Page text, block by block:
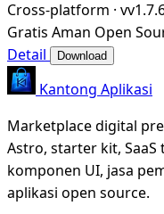
Cross-platform ·
Gratis Aman Open
Detail
Download
Kantong Aplikasi
Marketplace digital
Astro, starter kit,
komponen UI, jasa
aplikasi open source.